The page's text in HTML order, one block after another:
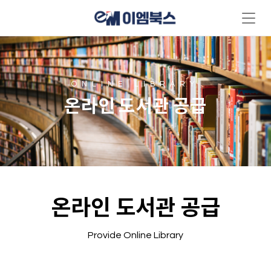
ONLINE LIBRARY
온라인 도서관 공급
온라인 도서관 공급
Provide Online Library